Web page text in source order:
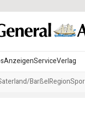
AnzeigenServiceVerlag
BarßelRegion